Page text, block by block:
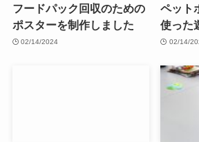
フードパック回収のための
ポスターを制作しました
02/14/2024
ペット
使った
02/14/